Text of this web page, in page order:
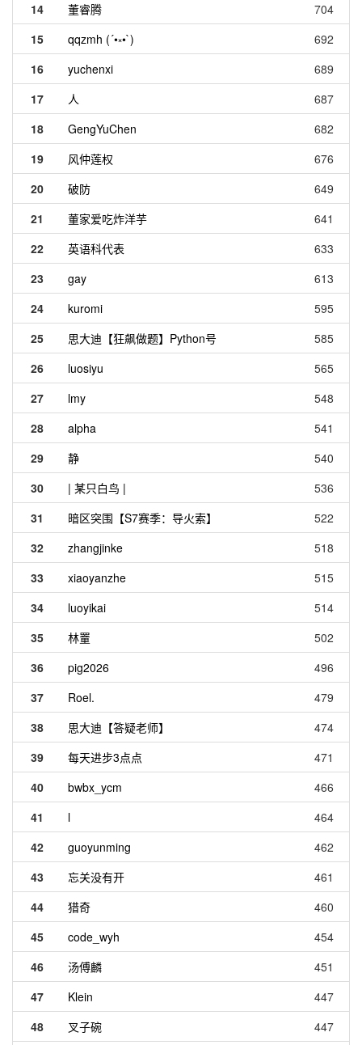
14
董睿腾
704
15
qqzmh (´•༝•`)
692
16
yuchenxi
689
17
人
687
18
GengYuChen
682
19
风仲莲权
676
20
破防
649
21
董家爱吃炸洋芋
641
22
英语科代表
633
23
gay
613
24
kuromi
595
25
思大迪【狂飙做题】Python号
585
26
luosiyu
565
27
lmy
548
28
alpha
541
29
静
540
30
| 某只白鸟 |
536
31
暗区突围【S7赛季：导火索】
522
32
zhangjinke
518
33
xiaoyanzhe
515
34
luoyikai
514
35
林罿
502
36
pig2026
496
37
Roel.
479
38
思大迪【答疑老师】
474
39
每天进步3点点
471
40
bwbx_ycm
466
41
l
464
42
guoyunming
462
43
忘关没有开
461
44
猎奇
460
45
code_wyh
454
46
汤傅麟
451
47
Klein
447
48
叉子碗 447